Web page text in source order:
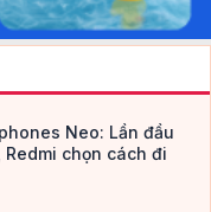
Neo: Lần đầu
chọn cách đi